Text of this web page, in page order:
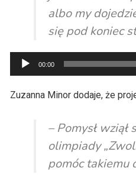
albo my
się pod koniec
Odtwarzacz
plików
dźwiękowych
00:00
Zuzanna Minor dodaje, że
– Pomysł
olimpiady
pomóc takiemu